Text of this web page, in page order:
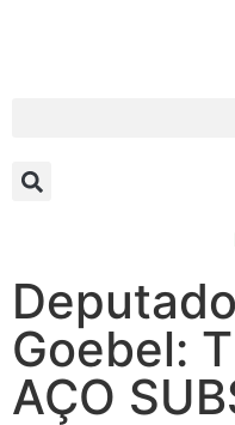
Goebel:
AÇO